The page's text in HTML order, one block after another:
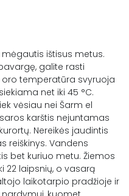
ištisus metus.
galite rasti
temperatūra svyruoja
net iki 45 °C.
vėsiau nei Šarm el
karštis nejuntamas
Nereikės jaudintis
reiškinys. Vandens
bet kuriuo metu. Žiemos
22 laipsnių, o vasarą
laikotarpio pradžioje ir